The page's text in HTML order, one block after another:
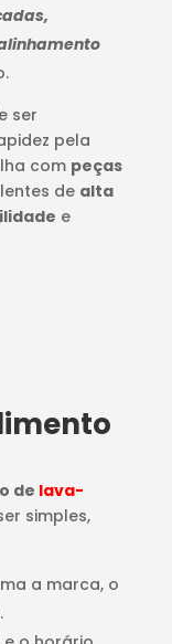
ser
pela
com peças
de alta
e
de lava-
simples,
a marca, o